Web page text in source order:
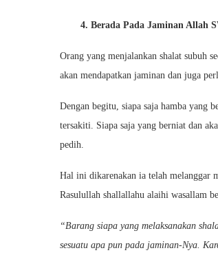
4. Berada Pada Jaminan Allah
Orang yang menjalankan shalat subuh
akan mendapatkan jaminan dan juga
Dengan begitu, siapa saja hamba yang
tersakiti. Siapa saja yang berniat dan
pedih.
Hal ini dikarenakan ia telah melanggar
Rasulullah shallallahu alaihi wasallam
“Barang siapa yang melaksanakan
sesuatu apa pun pada jaminan-Nya.